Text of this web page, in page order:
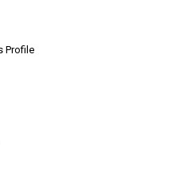
Profile